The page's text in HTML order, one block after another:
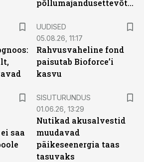
põllumajandusettevõtted
UUDISED
05.08.26, 11:17
Rahvusvaheline fond
paisutab Bioforce’i
kasvu
saa
SISUTURUNDUS
01.06.26, 13:29
Nutikad akusalvestid
muudavad
päikeseenergia taas
tasuvaks